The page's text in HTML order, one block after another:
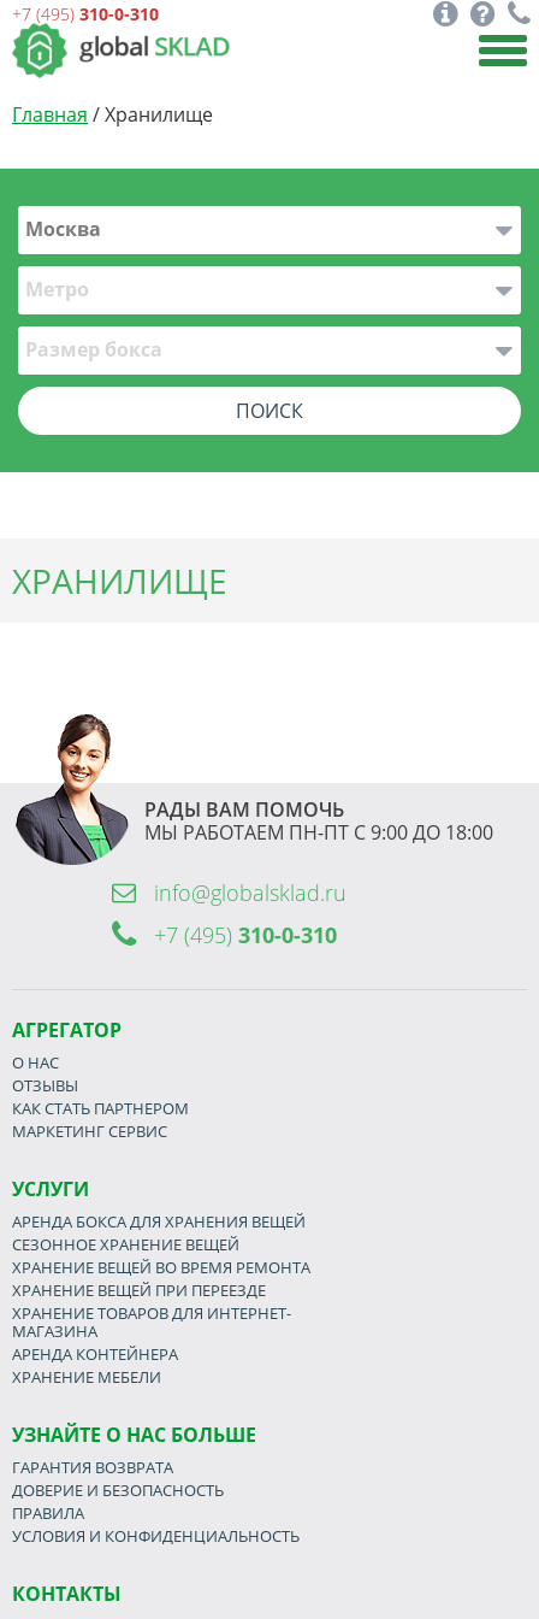
+7 (495) 310-0-310
Главная / Хранилище
Москва
Метро
Размер бокса
ХРАНИЛИЩЕ
РАДЫ ВАМ ПОМОЧЬ
МЫ РАБОТАЕМ ПН-ПТ С 9:00 ДО 18:00
info@globalsklad.ru
+7 (495) 310-0-310
АГРЕГАТОР
О НАС
ОТЗЫВЫ
КАК СТАТЬ ПАРТНЕРОМ
МАРКЕТИНГ СЕРВИС
УСЛУГИ
АРЕНДА БОКСА ДЛЯ ХРАНЕНИЯ ВЕЩЕЙ
СЕЗОННОЕ ХРАНЕНИЕ ВЕЩЕЙ
ХРАНЕНИЕ ВЕЩЕЙ ВО ВРЕМЯ РЕМОНТА
ХРАНЕНИЕ ВЕЩЕЙ ПРИ ПЕРЕЕЗДЕ
ХРАНЕНИЕ ТОВАРОВ ДЛЯ ИНТЕРНЕТ-
МАГАЗИНА
АРЕНДА КОНТЕЙНЕРА
ХРАНЕНИЕ МЕБЕЛИ
УЗНАЙТЕ О НАС БОЛЬШЕ
ГАРАНТИЯ ВОЗВРАТА
ДОВЕРИЕ И БЕЗОПАСНОСТЬ
ПРАВИЛА
УСЛОВИЯ И КОНФИДЕНЦИАЛЬНОСТЬ
КОНТАКТЫ